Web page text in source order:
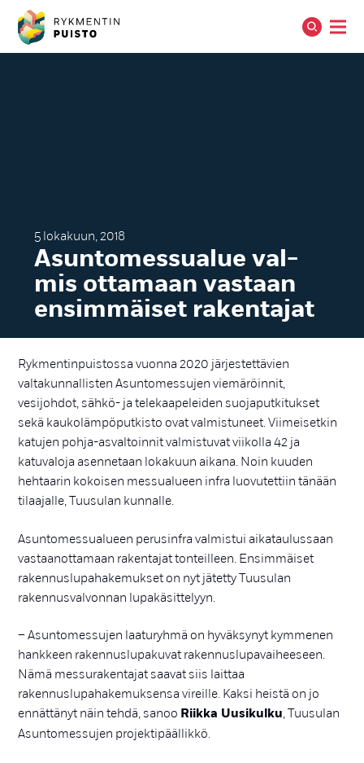
5 lokakuun, 2018
Asun­to­mes­sua­lue val­
mis ot­ta­maan vas­taan
en­sim­mäi­set ra­ken­ta­jat
Rykmentinpuistossa vuonna 2020 järjestettävien
valtakunnallisten Asuntomessujen viemäröinnit,
vesijohdot, sähkö- ja telekaapeleiden suojaputkitukset
sekä kaukolämpöputkisto ovat valmistuneet. Viimeisetkin
katujen pohja-asvaltoinnit valmistuvat viikolla 42 ja
katuvaloja asennetaan lokakuun aikana. Noin kuuden
hehtaarin kokoisen messualueen infra luovutettiin tänään
tilaajalle, Tuusulan kunnalle.
Asuntomessualueen perusinfra valmistui aikataulussaan
vastaanottamaan rakentajat tonteilleen. Ensimmäiset
rakennuslupahakemukset on nyt jätetty Tuusulan
rakennusvalvonnan lupakäsittelyyn.
– Asuntomessujen laaturyhmä on hyväksynyt kymmenen
hankkeen rakennuslupakuvat rakennuslupavaiheeseen.
Nämä messurakentajat saavat siis laittaa
rakennuslupahakemuksensa vireille. Kaksi heistä on jo
ennättänyt näin tehdä, sanoo Riikka Uusikulku, Tuusulan
Asuntomessujen projektipäällikkö.